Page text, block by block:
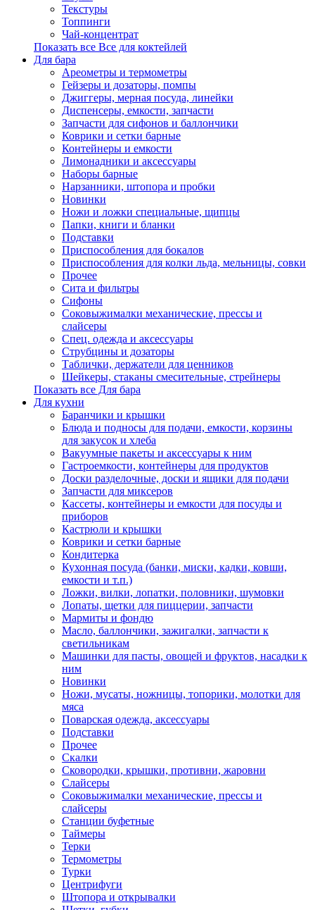
Текстуры
Топпинги
Чай-концентрат
Показать все Все для коктейлей
Для бара
Ареометры и термометры
Гейзеры и дозаторы, помпы
Джиггеры, мерная посуда, линейки
Диспенсеры, емкости, запчасти
Запчасти для сифонов и баллончики
Коврики и сетки барные
Контейнеры и емкости
Лимонадники и аксессуары
Наборы барные
Нарзанники, штопора и пробки
Новинки
Ножи и ложки специальные, щипцы
Папки, книги и бланки
Подставки
Приспособления для бокалов
Приспособления для колки льда, мельницы, совки
Прочее
Сита и фильтры
Сифоны
Соковыжималки механические, прессы и
слайсеры
Спец. одежда и аксессуары
Струбцины и дозаторы
Таблички, держатели для ценников
Шейкеры, стаканы смесительные, стрейнеры
Показать все Для бара
Для кухни
Баранчики и крышки
Блюда и подносы для подачи, емкости, корзины
для закусок и хлеба
Вакуумные пакеты и аксессуары к ним
Гастроемкости, контейнеры для продуктов
Доски разделочные, доски и ящики для подачи
Запчасти для миксеров
Кассеты, контейнеры и емкости для посуды и
приборов
Кастрюли и крышки
Коврики и сетки барные
Кондитерка
Кухонная посуда (банки, миски, кадки, ковши,
емкости и т.п.)
Ложки, вилки, лопатки, половники, шумовки
Лопаты, щетки для пиццерии, запчасти
Мармиты и фондю
Масло, баллончики, зажигалки, запчасти к
светильникам
Машинки для пасты, овощей и фруктов, насадки к
ним
Новинки
Ножи, мусаты, ножницы, топорики, молотки для
мяса
Поварская одежда, аксессуары
Подставки
Прочее
Скалки
Сковородки, крышки, противни, жаровни
Слайсеры
Соковыжималки механические, прессы и
слайсеры
Станции буфетные
Таймеры
Терки
Термометры
Турки
Центрифуги
Штопора и открывалки